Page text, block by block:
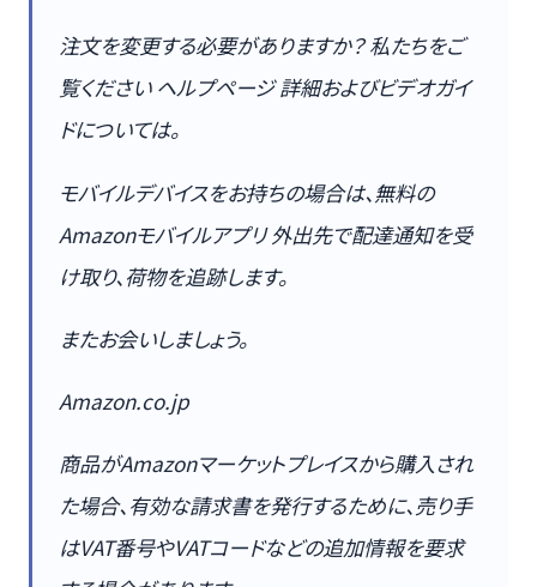
注文を変更する必要がありますか？ 私たちをご
覧ください ヘルプページ 詳細およびビデオガイ
ドについては。
モバイルデバイスをお持ちの場合は、無料の
Amazonモバイルアプリ 外出先で配達通知を受
け取り、荷物を追跡します。
またお会いしましょう。
Amazon.co.jp
商品がAmazonマーケットプレイスから購入され
た場合、有効な請求書を発行するために、売り手
はVAT番号やVATコードなどの追加情報を要求